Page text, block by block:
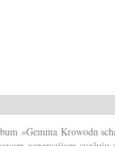
»Gemma Krowodn